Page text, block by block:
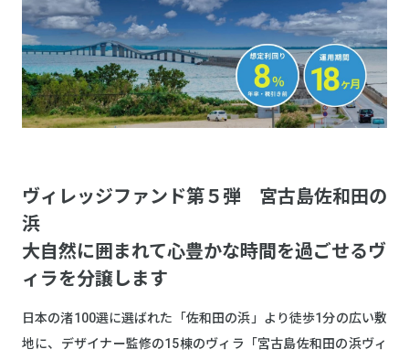
ヴィレッジファンド第５弾 宮古島佐和田の
浜
大自然に囲まれて心豊かな時間を過ごせるヴ
ィラを分譲します
日本の渚100選に選ばれた「佐和田の浜」より徒歩1分の広い敷
地に、デザイナー監修の15棟のヴィラ「宮古島佐和田の浜ヴィ